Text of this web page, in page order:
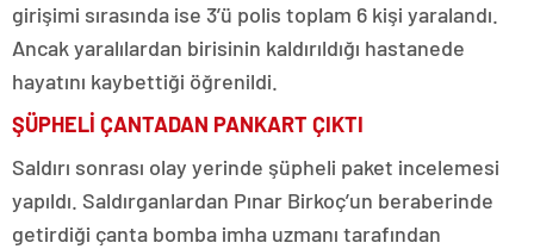
girişimi sırasında ise 3’ü polis toplam 6 kişi yaralandı.
Ancak yaralılardan birisinin kaldırıldığı hastanede
hayatını kaybettiği öğrenildi.
ŞÜPHELİ ÇANTADAN PANKART ÇIKTI
Saldırı sonrası olay yerinde şüpheli paket incelemesi
yapıldı. Saldırganlardan Pınar Birkoç’un beraberinde
getirdiği çanta bomba imha uzmanı tarafından